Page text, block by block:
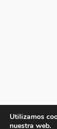
Utilizamos
nuestra web.